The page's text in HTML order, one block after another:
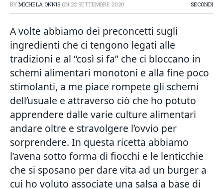
BY MICHELA ONNIS ON 22 SETTEMBRE 2020 SECONDI
A volte abbiamo dei preconcetti sugli
ingredienti che ci tengono legati alle
tradizioni e al “così si fa” che ci bloccano in
schemi alimentari monotoni e alla fine poco
stimolanti, a me piace rompete gli schemi
dell’usuale e attraverso ciò che ho potuto
apprendere dalle varie culture alimentari
andare oltre e stravolgere l’ovvio per
sorprendere. In questa ricetta abbiamo
l’avena sotto forma di fiocchi e le lenticchie
che si sposano per dare vita ad un burger a
cui ho voluto associate una salsa a base di